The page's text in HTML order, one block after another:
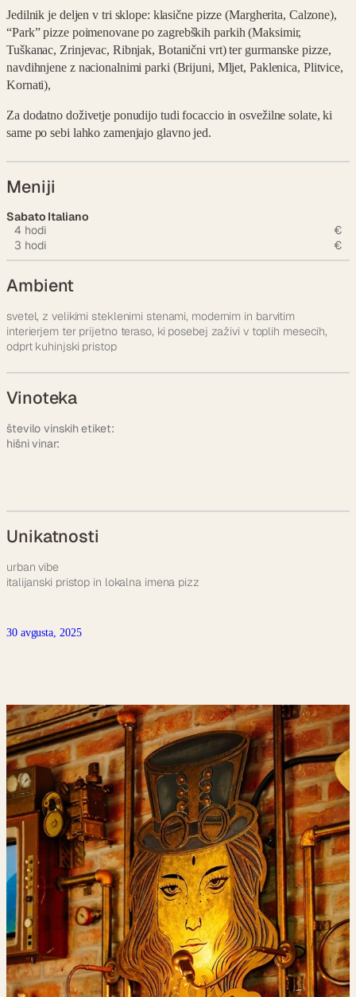
Jedilnik je deljen v tri sklope: klasične pizze (Margherita, Calzone),
“Park” pizze poimenovane po zagrebških parkih (Maksimir,
Tuškanac, Zrinjevac, Ribnjak, Botanični vrt) ter gurmanske pizze,
navdihnjene z nacionalnimi parki (Brijuni, Mljet, Paklenica, Plitvice,
Kornati),
Za dodatno doživetje ponudijo tudi focaccio in osvežilne solate, ki
same po sebi lahko zamenjajo glavno jed.
Meniji
Sabato Italiano
4 hodi
3 hodi
€
€
Ambient
svetel, z velikimi steklenimi stenami, modernim in barvitim
interierjem ter prijetno teraso, ki posebej zaživi v toplih mesecih,
odprt kuhinjski pristop
Vinoteka
število vinskih etiket:
hišni vinar:
Unikatnosti
urban vibe
italijanski pristop in lokalna imena pizz
30 avgusta, 2025